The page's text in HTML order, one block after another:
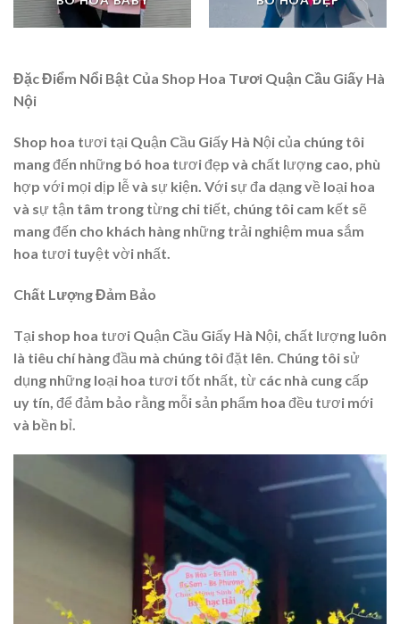
Đặc Điểm Nổi Bật Của Shop Hoa Tươi Quận Cầu Giấy Hà
Nội
Shop hoa tươi tại Quận Cầu Giấy Hà Nội của chúng tôi
mang đến những bó hoa tươi đẹp và chất lượng cao, phù
hợp với mọi dịp lễ và sự kiện. Với sự đa dạng về loại hoa
và sự tận tâm trong từng chi tiết, chúng tôi cam kết sẽ
mang đến cho khách hàng những trải nghiệm mua sắm
hoa tươi tuyệt vời nhất.
Chất Lượng Đảm Bảo
Tại shop hoa tươi Quận Cầu Giấy Hà Nội, chất lượng luôn
là tiêu chí hàng đầu mà chúng tôi đặt lên. Chúng tôi sử
dụng những loại hoa tươi tốt nhất, từ các nhà cung cấp
uy tín, để đảm bảo rằng mỗi sản phẩm hoa đều tươi mới
và bền bỉ.